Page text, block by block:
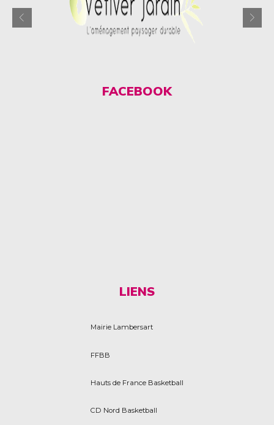
FACEBOOK
LIENS
Mairie Lambersart
FFBB
Hauts de France Basketball
CD Nord Basketball